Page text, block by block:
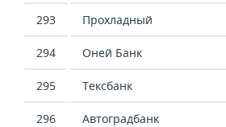
293 Прохладный
294 Оней Банк
295 Тексбанк
296 Автоградбанк